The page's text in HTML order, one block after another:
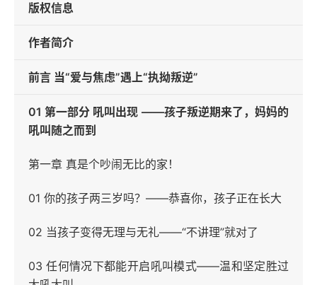
版权信息
作者简介
前言 当“爱与焦虑”遇上“执拗叛逆”
01 第一部分 吼叫出现 ——孩子叛逆期来了，妈妈的
吼叫随之而到
第一章 真是个吵闹无比的家！
01 你的孩子两三岁吗？——恭喜你，孩子正在长大
02 当孩子变得无理与无礼——“不讲理”就对了
03 任何情况下都能开启吼叫模式——温和坚定胜过